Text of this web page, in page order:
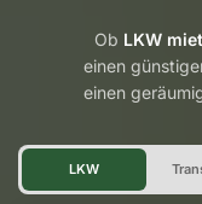
Ob LKW
einen
einen
LKW
LKW